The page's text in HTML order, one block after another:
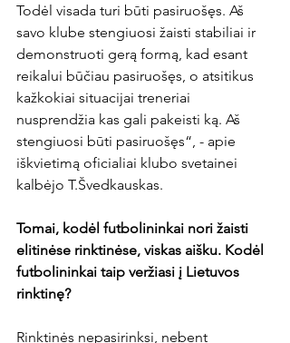
Todėl visada turi būti pasiruošęs. Aš
savo klube stengiuosi žaisti stabiliai ir
demonstruoti gerą formą, kad esant
reikalui būčiau pasiruošęs, o atsitikus
kažkokiai situacijai treneriai
nusprendžia kas gali pakeisti ką. Aš
stengiuosi būti pasiruošęs“, - apie
iškvietimą oficialiai klubo svetainei
kalbėjo T.Švedkauskas.
Tomai, kodėl futbolininkai nori žaisti
elitinėse rinktinėse, viskas aišku. Kodėl
futbolininkai taip veržiasi į Lietuvos
rinktinę?
Rinktinės nepasirinksi, nebent